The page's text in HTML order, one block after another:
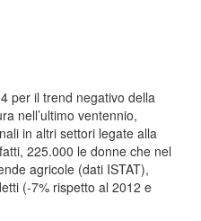
per il trend negativo della
nell’ultimo ventennio,
in altri settori legate alla
225.000 le donne che nel
agricole (dati ISTAT),
(-7% rispetto al 2012 e